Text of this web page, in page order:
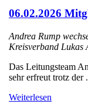
06.02.2026
Andrea Rump
Kreisverband Lukas
Das Leitungsteam
sehr erfreut trotz der
Weiterlesen